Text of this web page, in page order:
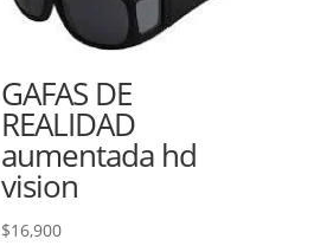
GAFAS DE
REALIDAD
aumentada hd
vision
$16,900